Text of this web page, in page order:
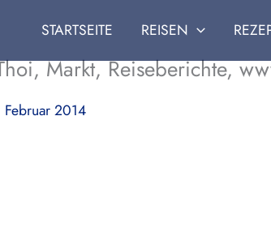
STARTSEITE REISEN
Markt, Reiseberichte,
2014